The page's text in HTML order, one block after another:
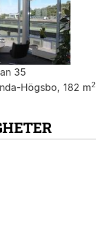
35
Högsbo, 182 m2